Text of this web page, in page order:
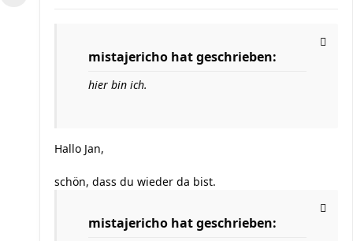
mistajericho hat geschrieben:
hier bin ich.
Hallo Jan,
schön, dass du wieder da bist.
mistajericho hat geschrieben: